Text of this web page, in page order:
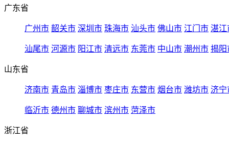
广东省
广州市 韶关市 深圳市 珠海市 汕头市 佛山市 江门市 湛江
汕尾市 河源市 阳江市 清远市 东莞市 中山市 潮州市 揭阳
山东省
济南市 青岛市 淄博市 枣庄市 东营市 烟台市 潍坊市 济宁
临沂市 德州市 聊城市 滨州市 菏泽市
浙江省